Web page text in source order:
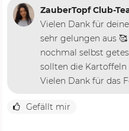
ZauberTopf Club-
Vielen Dank für
sehr gelungen aus
nochmal selbst
sollten die
Vielen Dank für das
Gefällt mir